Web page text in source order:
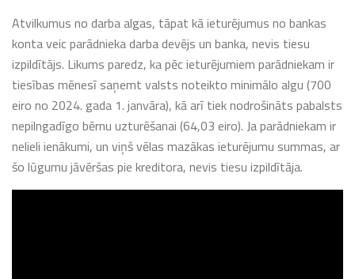
Atvilkumus no darba algas, tāpat kā ieturējumus no bankas
konta veic parādnieka darba devējs un banka, nevis tiesu
izpildītājs. Likums paredz, ka pēc ieturējumiem parādniekam ir
tiesības mēnesī saņemt valsts noteikto minimālo algu (700
eiro no 2024. gada 1. janvāra), kā arī tiek nodrošināts pabalsts
nepilngadīgo bērnu uzturēšanai (64,03 eiro). Ja parādniekam ir
nelieli ienākumi, un viņš vēlas mazākas ieturējumu summas, ar
šo lūgumu jāvēršas pie kreditora, nevis tiesu izpildītāja.